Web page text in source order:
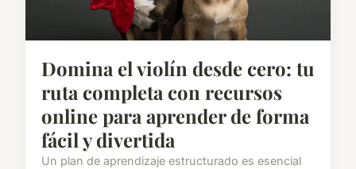
Domina el violín desde cero: tu
ruta completa con recursos
online para aprender de forma
fácil y divertida
Un plan de aprendizaje estructurado es esencial